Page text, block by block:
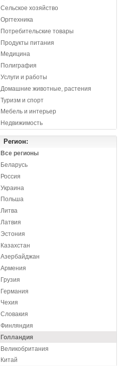
Сельское хозяйство
Оргтехника
Потребительские товары
Продукты питания
Медицина
Полиграфия
Услуги и работы
Домашние животные, растения
Туризм и спорт
Мебель и интерьер
Недвижимость
Регион:
Все регионы
Беларусь
Россия
Украина
Польша
Литва
Латвия
Эстония
Казахстан
Азербайджан
Армения
Грузия
Германия
Чехия
Словакия
Финляндия
Голландия
Великобритания
Китай